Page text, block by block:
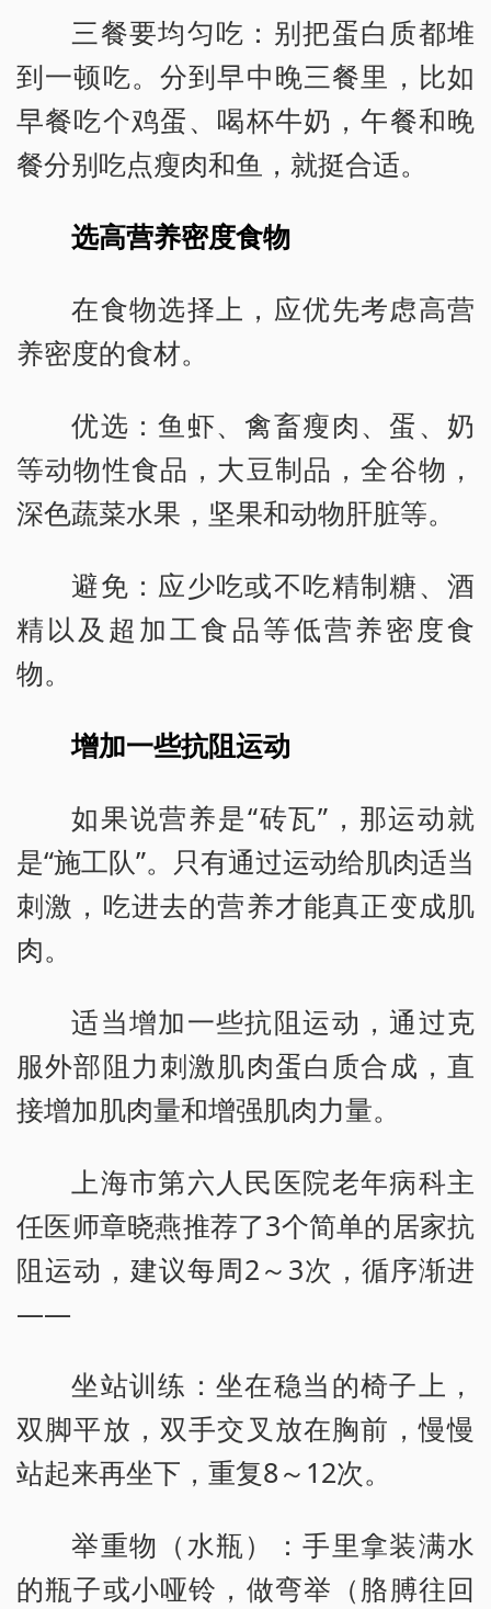
三餐要均匀吃：别把蛋白质都堆
到一顿吃。分到早中晚三餐里，比如
早餐吃个鸡蛋、喝杯牛奶，午餐和晚
餐分别吃点瘦肉和鱼，就挺合适。
选高营养密度食物
在食物选择上，应优先考虑高营
养密度的食材。
优选：鱼虾、禽畜瘦肉、蛋、奶
等动物性食品，大豆制品，全谷物，
深色蔬菜水果，坚果和动物肝脏等。
避免：应少吃或不吃精制糖、酒
精以及超加工食品等低营养密度食
物。
增加一些抗阻运动
如果说营养是“砖瓦”，那运动就
是“施工队”。只有通过运动给肌肉适当
刺激，吃进去的营养才能真正变成肌
肉。
适当增加一些抗阻运动，通过克
服外部阻力刺激肌肉蛋白质合成，直
接增加肌肉量和增强肌肉力量。
上海市第六人民医院老年病科主
任医师章晓燕推荐了3个简单的居家抗
阻运动，建议每周2～3次，循序渐进
——
坐站训练：坐在稳当的椅子上，
双脚平放，双手交叉放在胸前，慢慢
站起来再坐下，重复8～12次。
举重物（水瓶）：手里拿装满水
的瓶子或小哑铃，做弯举（胳膊往回